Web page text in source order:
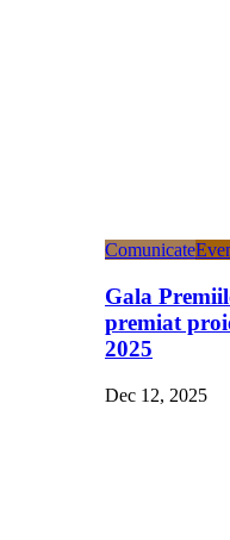
Comunicate
Gala
premiat
2025
Dec 12, 2025